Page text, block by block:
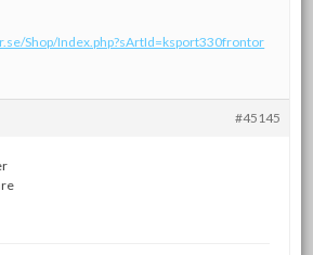
Shop/Index.php?sArtId=ksport330frontor
#45145